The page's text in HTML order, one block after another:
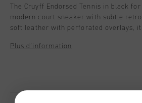
The Cruyff Endorsed Tennis in black
modern court sneaker with subtle
soft leather with perforated overlays,
refined finishing touch, while gold-tone
Plus d’information